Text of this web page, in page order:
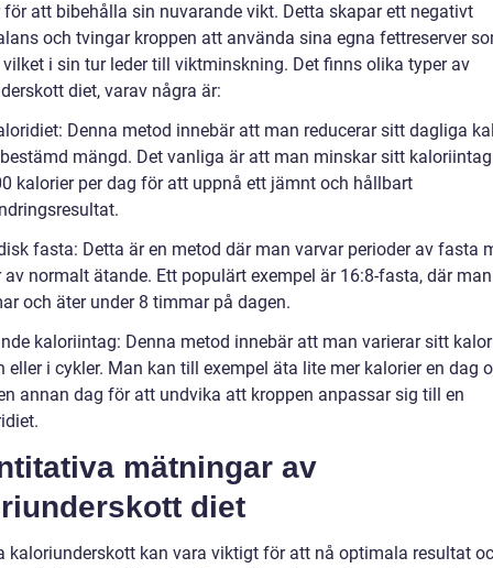
för att bibehålla sin nuvarande vikt. Detta skapar ett negativt
och tvingar kroppen att använda sina egna fettreserver
vilket i sin tur leder till viktminskning. Det finns olika typer av
diet, varav några är:
Denna metod innebär att man reducerar sitt dagliga
mängd. Det vanliga är att man minskar sitt
kalorier per dag för att uppnå ett jämnt och hållbart
fasta: Detta är en metod där man varvar perioder av fasta
av normalt ätande. Ett populärt exempel är 16:8-fasta, där
och äter under 8 timmar på dagen.
kaloriintag: Denna metod innebär att man varierar sitt
eller i cykler. Man kan till exempel äta lite mer kalorier en dag
annan dag för att undvika att kroppen anpassar sig till en
mätningar av
diet
kaloriunderskott kan vara viktigt för att nå optimala resultat